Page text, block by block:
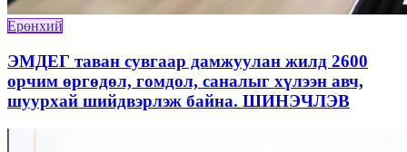
Ерөнхий
ЭМДЕГ таван сувгаар дамжуулан жилд 2600
орчим өргөдөл, гомдол, саналыг хүлээн авч,
шуурхай шийдвэрлэж байна. ШИНЭЧЛЭВ